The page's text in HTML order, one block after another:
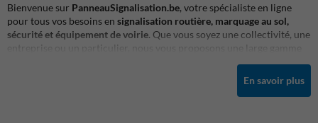
Bienvenue sur PanneauSignalisation.be, votre spécialiste en ligne
pour tous vos besoins en signalisation routière, marquage au sol,
sécurité et équipement de voirie. Que vous soyez une collectivité, une
entreprise ou un particulier, nous vous proposons une large gamme
miroirs de
En savoir plus